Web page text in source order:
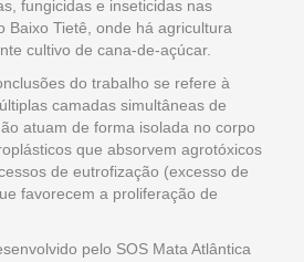
fungicidas e inseticidas nas
Baixo Tietê, onde há agricultura
cultivo de cana-de-açúcar.
do trabalho se refere à
camadas simultâneas de
atuam de forma isolada no corpo
que absorvem agrotóxicos
de eutrofização (excesso de
favorecem a proliferação de
pelo SOS Mata Atlântica